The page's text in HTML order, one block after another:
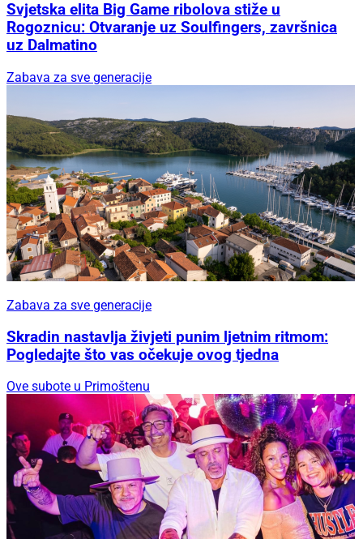
Svjetska elita Big Game ribolova stiže u
Rogoznicu: Otvaranje uz Soulfingers, završnica
uz Dalmatino
Zabava za sve generacije
Zabava za sve generacije
Skradin nastavlja živjeti punim ljetnim ritmom:
Pogledajte što vas očekuje ovog tjedna
Ove subote u Primoštenu